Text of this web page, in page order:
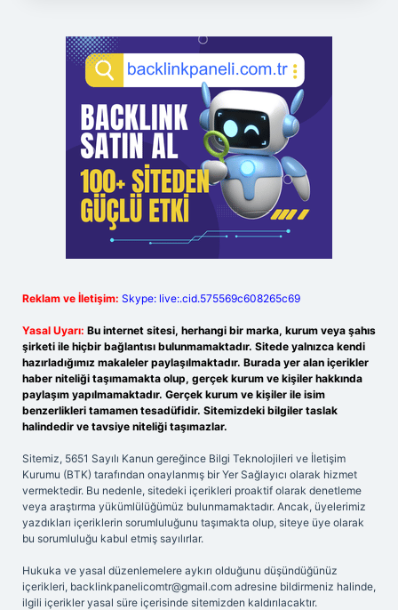
Reklam ve İletişim: Skype: live:.cid.575569c608265c69
Yasal Uyarı: Bu internet sitesi, herhangi bir marka, kurum veya şahıs
şirketi ile hiçbir bağlantısı bulunmamaktadır. Sitede yalnızca kendi
hazırladığımız makaleler paylaşılmaktadır. Burada yer alan içerikler
haber niteliği taşımamakta olup, gerçek kurum ve kişiler hakkında
paylaşım yapılmamaktadır. Gerçek kurum ve kişiler ile isim
benzerlikleri tamamen tesadüfidir. Sitemizdeki bilgiler taslak
halindedir ve tavsiye niteliği taşımazlar.
Sitemiz, 5651 Sayılı Kanun gereğince Bilgi Teknolojileri ve İletişim
Kurumu (BTK) tarafından onaylanmış bir Yer Sağlayıcı olarak hizmet
vermektedir. Bu nedenle, sitedeki içerikleri proaktif olarak denetleme
veya araştırma yükümlülüğümüz bulunmamaktadır. Ancak, üyelerimiz
yazdıkları içeriklerin sorumluluğunu taşımakta olup, siteye üye olarak
bu sorumluluğu kabul etmiş sayılırlar.
Hukuka ve yasal düzenlemelere aykırı olduğunu düşündüğünüz
içerikleri, backlinkpanelicomtr@gmail.com adresine bildirmeniz halinde,
ilgili içerikler yasal süre içerisinde sitemizden kaldırılacaktır.